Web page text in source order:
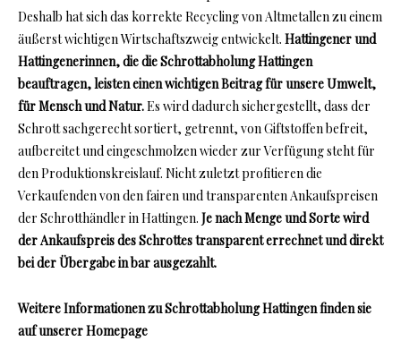
Deshalb hat sich das korrekte Recycling von Altmetallen zu einem
äußerst wichtigen Wirtschaftszweig entwickelt. Hattingener und
Hattingenerinnen, die die Schrottabholung Hattingen
beauftragen, leisten einen wichtigen Beitrag für unsere Umwelt,
für Mensch und Natur.Es wird dadurch sichergestellt, dass der
Schrott sachgerecht sortiert, getrennt, von Giftstoffen befreit,
aufbereitet und eingeschmolzen wieder zur Verfügung steht für
den Produktionskreislauf. Nicht zuletzt profitieren die
Verkaufenden von den fairen und transparenten Ankaufspreisen
der Schrotthändler in Hattingen. Je nach Menge und Sorte wird
der Ankaufspreis des Schrottes transparent errechnet und direkt
bei der Übergabe in bar ausgezahlt.
Weitere Informationen zu Schrottabholung Hattingen finden sie
auf unserer Homepage